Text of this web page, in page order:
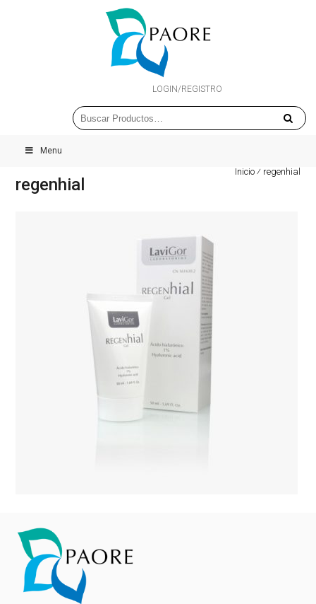
LOGIN/REGISTRO
Menu
Inicio ⁄regenhial
regenhial